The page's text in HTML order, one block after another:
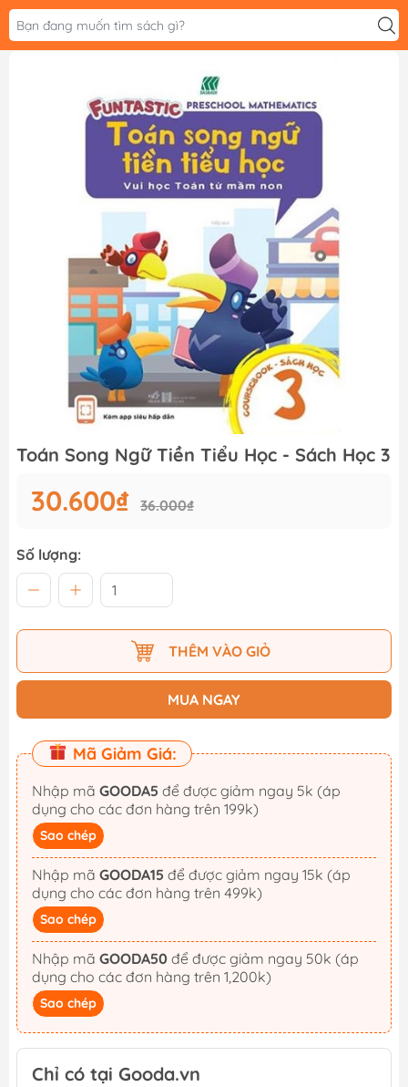
Toán Song Ngữ Tiền Tiểu Học - Sách Học 3
30.600₫ 36.000₫
Số lượng:
THÊM VÀO GIỎ
MUA NGAY
Mã Giảm Giá:
Nhập mã GOODA5
dụng cho các đơn hàng trên 199k)
Sao chép
Nhập mã GOODA15
dụng cho các đơn hàng trên 499k)
Sao chép
Nhập mã GOODA50
dụng cho các đơn hàng trên 1,200k)
Sao chép
Chỉ có tại Gooda.vn